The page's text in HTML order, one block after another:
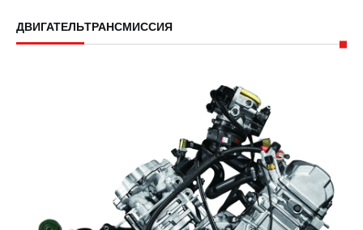
ДВИГАТЕЛЬТРАНСМИССИЯ